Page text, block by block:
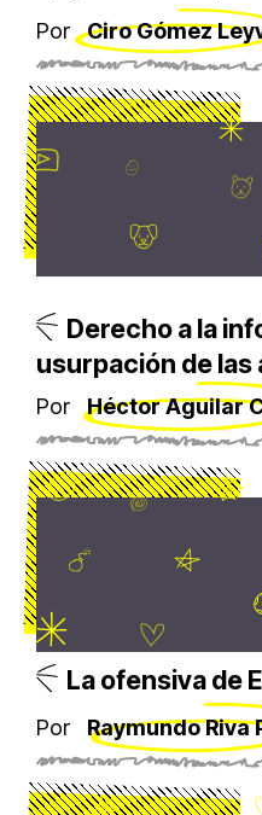
Por Ciro Gómez
Derecho a la
usurpación de las
Por Héctor Aguilar
La ofensiva de
Por Raymundo Riva